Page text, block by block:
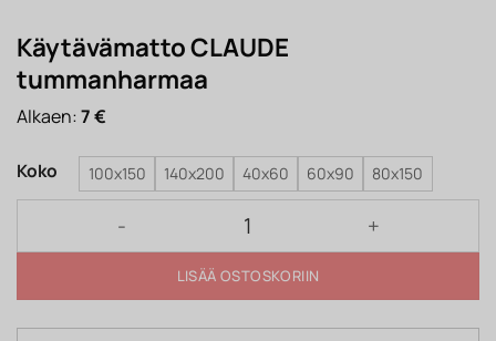
Käytävämatto CLAUDE
tummanharmaa
Alkaen:7€
Koko 100x150 140x200 40x60 60x90 80x150
Käytävämatto CLAUDE tummanharmaa määrä
LISÄÄ OSTOSKORIIN